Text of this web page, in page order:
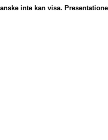
inte kan visa.